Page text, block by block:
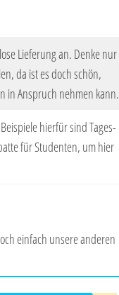
Lieferung an. Denke nur
da ist es doch schön,
in Anspruch nehmen kann.
hierfür sind Tages-
für Studenten, um hier
einfach unsere anderen